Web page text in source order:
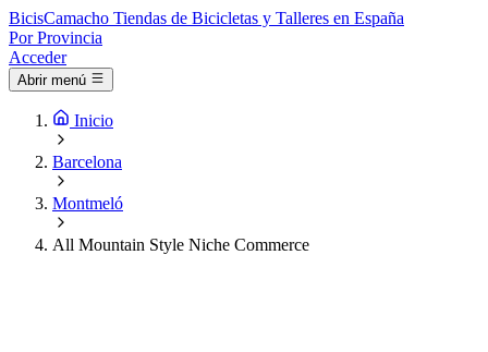
BicisCamacho Tiendas de Bicicletas y Talleres en España
Por Provincia
Acceder
Abrir menú
Inicio
Barcelona
Montmeló
All Mountain Style Niche Commerce